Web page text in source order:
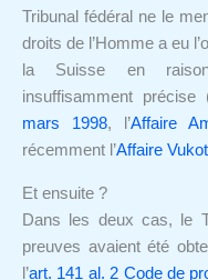
Tribunal fédéral ne le
droits de l’Homme a eu
la Suisse en raison
insuffisamment précise
mars 1998, l’Affaire
récemment l’Affaire
Et ensuite ?
Dans les deux cas, le
preuves avaient été
l’art. 141 al. 2 Code de